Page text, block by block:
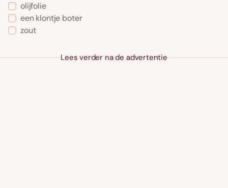
olijfolie
een klontje boter
zout
Lees verder na de advertentie